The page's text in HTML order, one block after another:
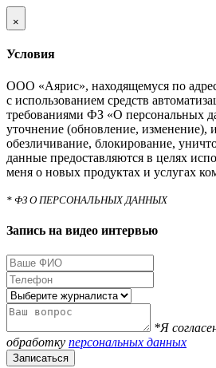
×
Условия
ООО «Аярис», находящемуся по
с использованием средств
требованиями ФЗ «О персональных
уточнение (обновление, изменение),
обезличивание, блокирование,
данные предоставляются в целях
меня о новых продуктах и услугах
* ФЗ О ПЕРСОНАЛЬНЫХ ДАННЫХ
Запись на видео интервью
*Я
обработку персональных данных
Записаться